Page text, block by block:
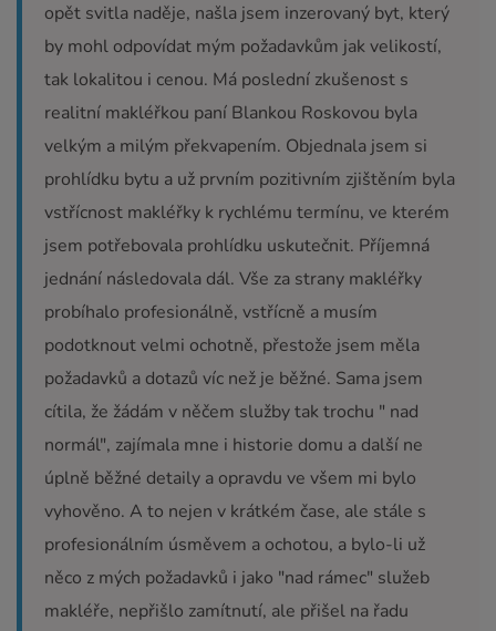
opět svitla naděje, našla jsem inzerovaný byt, který
by mohl odpovídat mým požadavkům jak velikostí,
tak lokalitou i cenou. Má poslední zkušenost s
realitní makléřkou paní Blankou Roskovou byla
velkým a milým překvapením. Objednala jsem si
prohlídku bytu a už prvním pozitivním zjištěním byla
vstřícnost makléřky k rychlému termínu, ve kterém
jsem potřebovala prohlídku uskutečnit. Příjemná
jednání následovala dál. Vše za strany makléřky
probíhalo profesionálně, vstřícně a musím
podotknout velmi ochotně, přestože jsem měla
požadavků a dotazů víc než je běžné. Sama jsem
cítila, že žádám v něčem služby tak trochu " nad
normál", zajímala mne i historie domu a další ne
úplně běžné detaily a opravdu ve všem mi bylo
vyhověno. A to nejen v krátkém čase, ale stále s
profesionálním úsměvem a ochotou, a bylo-li už
něco z mých požadavků i jako "nad rámec" služeb
makléře, nepřišlo zamítnutí, ale přišel na řadu